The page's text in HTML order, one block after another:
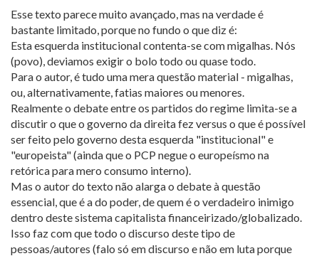
Esse texto parece muito avançado, mas na verdade é
bastante limitado, porque no fundo o que diz é:
Esta esquerda institucional contenta-se com migalhas. Nós
(povo), deviamos exigir o bolo todo ou quase todo.
Para o autor, é tudo uma mera questão material - migalhas,
ou, alternativamente, fatias maiores ou menores.
Realmente o debate entre os partidos do regime limita-se a
discutir o que o governo da direita fez versus o que é possível
ser feito pelo governo desta esquerda "institucional" e
"europeista" (ainda que o PCP negue o europeísmo na
retórica para mero consumo interno).
Mas o autor do texto não alarga o debate à questão
essencial, que é a do poder, de quem é o verdadeiro inimigo
dentro deste sistema capitalista financeirizado/globalizado.
Isso faz com que todo o discurso deste tipo de
pessoas/autores (falo só em discurso e não em luta porque